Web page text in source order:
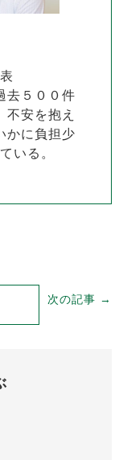
去５００件
不安を抱え
かに負担少
いる。
次の記事 →